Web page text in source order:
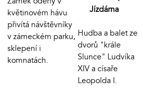
květinovém hávu
přivítá návštěvníky
v zámeckém parku,
sklepení i
komnatách.
Jízdárna
Hudba a balet ze
dvorů "krále
Slunce" Ludvíka
XIV a císaře
Leopolda I.